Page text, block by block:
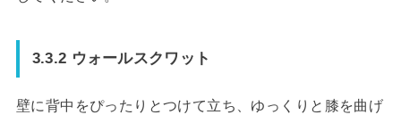
3.3.2 ウォールスクワット
壁に背中をぴったりとつけて立ち、ゆっくりと膝を曲げ